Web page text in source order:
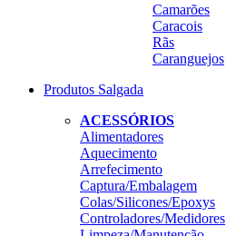
Camarões
Caracois
Rãs
Caranguejos
Produtos Salgada
ACESSÓRIOS
Alimentadores
Aquecimento
Arrefecimento
Captura/Embalagem
Colas/Silicones/Epoxys
Controladores/Medidores